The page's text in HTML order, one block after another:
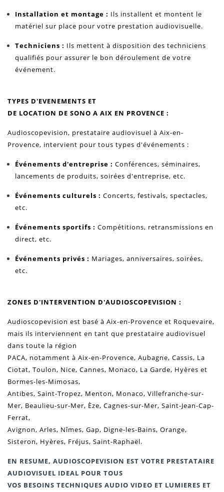
Installation et montage : Ils installent et montent le
matériel sur place pour votre prestation audiovisuelle.
Techniciens : Ils mettent à disposition des techniciens
qualifiés pour assurer le bon déroulement de votre
événement.
TYPES D'EVENEMENTS ET
DE LOCATION DE SONO A AIX EN PROVENCE :
Audioscopevision, prestataire audiovisuel à Aix-en-
Provence, intervient pour tous types d'événements :
Événements d'entreprise : Conférences, séminaires,
lancements de produits, soirées d'entreprise, etc.
Événements culturels : Concerts, festivals, spectacles,
etc.
Événements sportifs : Compétitions, retransmissions en
direct, etc.
Événements privés : Mariages, anniversaires, soirées,
etc.
ZONES D'INTERVENTION D'AUDIOSCOPEVISION :
Audioscopevision est basé à Aix-en-Provence et Roquevaire,
mais ils interviennent en tant que prestataire audiovisuel
dans toute la région
PACA, notamment à Aix-en-Provence, Aubagne, Cassis, La
Ciotat, Toulon, Nice, Cannes, Monaco, La Garde, Hyères et
Bormes-les-Mimosas,
Antibes, Saint-Tropez, Menton, Monaco, Villefranche-sur-
Mer, Beaulieu-sur-Mer, Èze, Cagnes-sur-Mer, Saint-Jean-Cap-
Ferrat,
Avignon, Arles, Nîmes, Gap, Digne-les-Bains, Orange,
Sisteron, Hyères, Fréjus, Saint-Raphaël.
EN RESUME, AUDIOSCOPEVISION EST VOTRE PRESTATAIRE
AUDIOVISUEL IDEAL POUR TOUS
VOS BESOINS TECHNIQUES AUDIO VIDEO ET LUMIERES ET